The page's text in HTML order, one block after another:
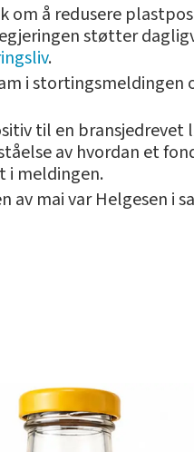
om å redusere
støtter
.
i stortingsmeldingen
til en
av hvordan et
i meldingen.
av mai var Helgesen i